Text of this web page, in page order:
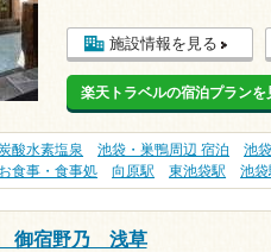
施設情報を見る
楽天トラベルの宿泊プランを
酸水素塩泉 池袋・巣鴨周辺 宿泊
池
食事・食事処
向原駅 東池袋駅 池袋
御宿野乃 浅草